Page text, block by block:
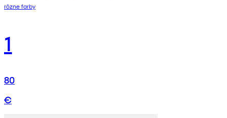
rôzne farby
1
80
€